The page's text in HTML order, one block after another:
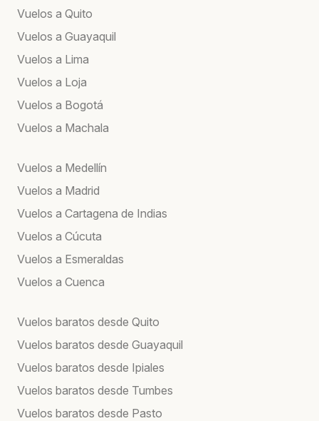
Vuelos a Quito
Vuelos a Guayaquil
Vuelos a Lima
Vuelos a Loja
Vuelos a Bogotá
Vuelos a Machala
Vuelos a Medellín
Vuelos a Madrid
Vuelos a Cartagena de Indias
Vuelos a Cúcuta
Vuelos a Esmeraldas
Vuelos a Cuenca
Vuelos baratos desde Quito
Vuelos baratos desde Guayaquil
Vuelos baratos desde Ipiales
Vuelos baratos desde Tumbes
Vuelos baratos desde Pasto